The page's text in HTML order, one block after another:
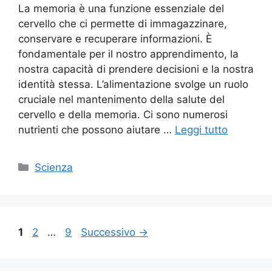
La memoria è una funzione essenziale del
cervello che ci permette di immagazzinare,
conservare e recuperare informazioni. È
fondamentale per il nostro apprendimento, la
nostra capacità di prendere decisioni e la nostra
identità stessa. L’alimentazione svolge un ruolo
cruciale nel mantenimento della salute del
cervello e della memoria. Ci sono numerosi
nutrienti che possono aiutare … Leggi tutto
Categorie
Scienza
Pagina
1 Pagina
2 … Pagina
9 Successivo →